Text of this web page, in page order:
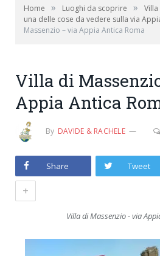
Home » Luoghi da scoprire »
una delle cose da vedere sulla via
Massenzio – via Appia Antica Roma
Villa di
Appia Antica
By DAVIDE & RACHELE
Share Tweet
+
Villa di Massenzio - via